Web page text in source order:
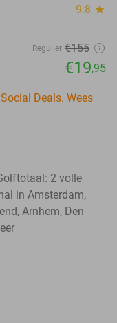
9.8 star
Regulier €155
€19,95
Deals. Wees
2 volle
in Amsterdam,
Arnhem, Den